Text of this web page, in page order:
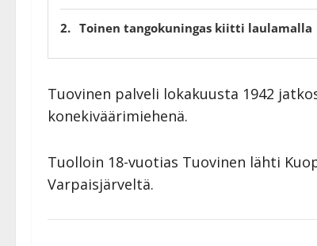
Toinen tangokuningas kiitti laulamalla
Tuovinen palveli lokakuusta 1942
konekiväärimiehenä.
Tuolloin 18-vuotias Tuovinen lähti
Varpaisjärveltä.